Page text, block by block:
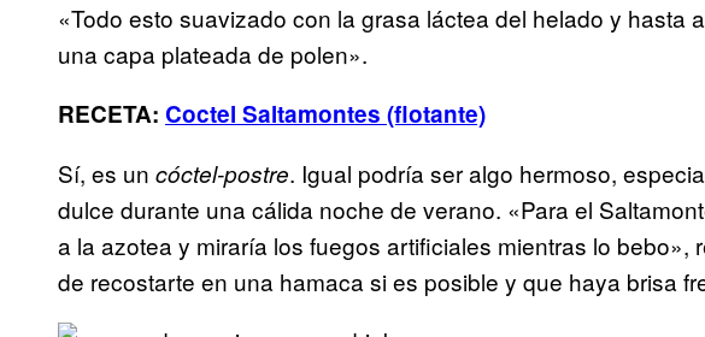
«Todo esto suavizado con la grasa láctea del helado y hasta
una capa plateada de polen».
RECETA: Coctel Saltamontes (flotante)
Sí, es un cóctel-postre. Igual podría ser algo hermoso,
dulce durante una cálida noche de verano. «Para el
a la azotea y miraría los fuegos artificiales mientras lo bebo»,
de recostarte en una hamaca si es posible y que haya brisa